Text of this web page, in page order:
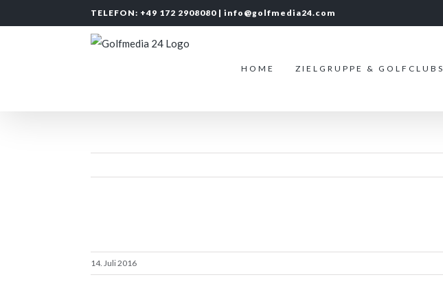
Inhalt
TELEFON: +49 172 2908080 | info@golfmedia24.com
HOME ZIELGRUPPE & GOLFCLUBS
14. Juli 2016